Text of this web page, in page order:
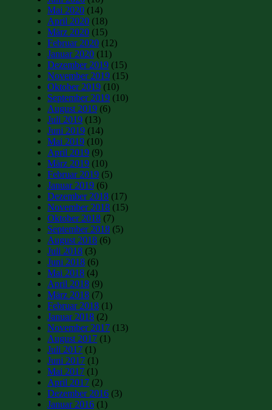
Mai 2020 (14)
April 2020 (18)
März 2020 (15)
Februar 2020 (12)
Januar 2020 (11)
Dezember 2019 (15)
November 2019 (15)
Oktober 2019 (10)
September 2019 (10)
August 2019 (6)
Juli 2019 (13)
Juni 2019 (14)
Mai 2019 (10)
April 2019 (9)
März 2019 (10)
Februar 2019 (5)
Januar 2019 (6)
Dezember 2018 (17)
November 2018 (15)
Oktober 2018 (7)
September 2018 (5)
August 2018 (6)
Juli 2018 (3)
Juni 2018 (6)
Mai 2018 (4)
April 2018 (9)
März 2018 (7)
Februar 2018 (1)
Januar 2018 (2)
November 2017 (13)
August 2017 (1)
Juli 2017 (1)
Juni 2017 (1)
Mai 2017 (1)
April 2017 (2)
Dezember 2016 (3)
Januar 2016 (1)